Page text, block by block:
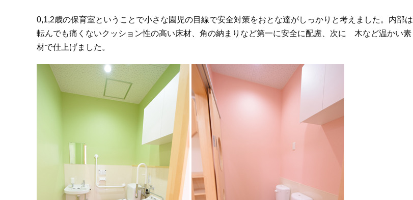
0,1,2歳の保育室ということで小さな園児の目線で安全対策をおとな達がしっかりと考えました。内部は
転んでも痛くないクッション性の高い床材、角の納まりなど第一に安全に配慮、次に 木など温かい素
材で仕上げました。